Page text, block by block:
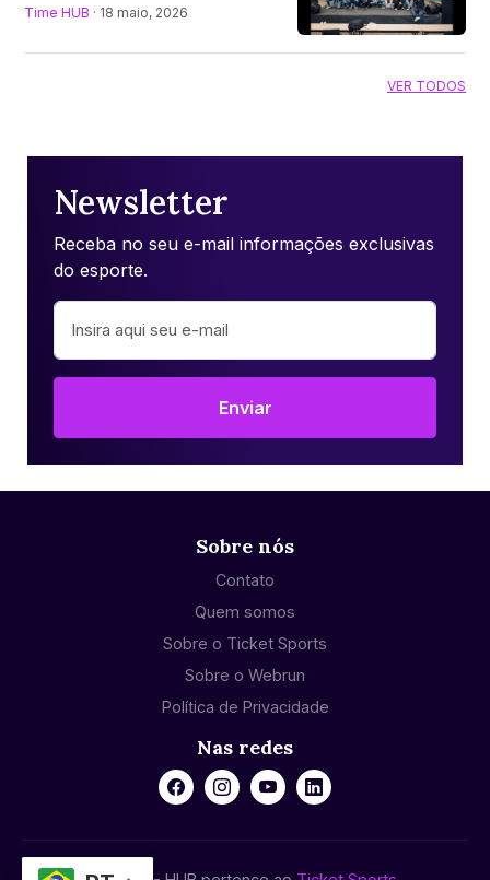
Time HUB · 18 maio, 2026
VER TODOS
Newsletter
Receba no seu e-mail informações exclusivas
do esporte.
Enviar
Sobre nós
Contato
Quem somos
Sobre o Ticket Sports
Sobre o Webrun
Política de Privacidade
Nas redes